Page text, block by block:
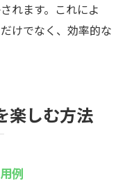
れます。これによ
けでなく、効率的な
楽しむ方法
例